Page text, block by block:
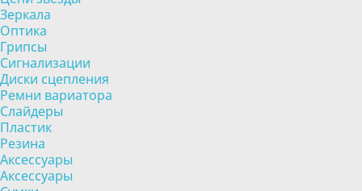
Зеркала
Оптика
Грипсы
Сигнализации
Диски сцепления
Ремни вариатора
Слайдеры
Пластик
Резина
Аксессуары
Аксессуары